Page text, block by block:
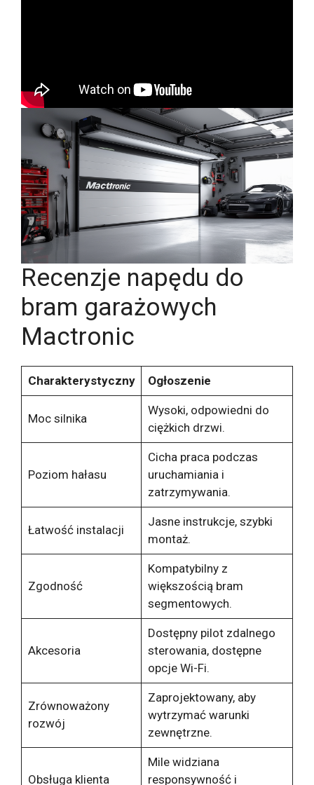
Recenzje napędu do
bram garażowych
Mactronic
Charakterystyczny Ogłoszenie
Moc silnika
Wysoki, odpowiedni do
ciężkich drzwi.
Poziom hałasu
Cicha praca podczas
uruchamiania i
zatrzymywania.
Łatwość instalacji
Jasne instrukcje, szybki
montaż.
Zgodność
Kompatybilny z
większością bram
segmentowych.
Akcesoria
Dostępny pilot zdalnego
sterowania, dostępne
opcje Wi-Fi.
Zrównoważony
rozwój
Zaprojektowany, aby
wytrzymać warunki
zewnętrzne.
Obsługa klienta
Mile widziana
responsywność i